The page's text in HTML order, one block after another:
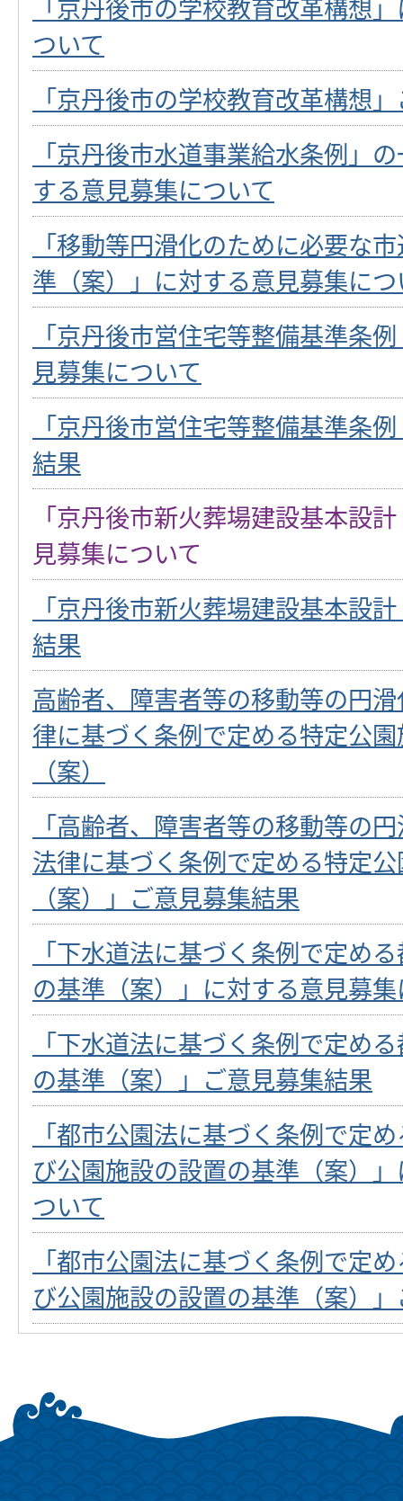
「京丹後市の学校教育改革構想
ついて
「京丹後市の学校教育改革構想
「京丹後市水道事業給水条例」
する意見募集について
「移動等円滑化のために必要な
準（案）」に対する意見募集に
「京丹後市営住宅等整備基準条
見募集について
「京丹後市営住宅等整備基準条
結果
「京丹後市新火葬場建設基本設
見募集について
「京丹後市新火葬場建設基本設
結果
高齢者、障害者等の移動等の円
律に基づく条例で定める特定公
（案）
「高齢者、障害者等の移動等の
法律に基づく条例で定める特定
（案）」ご意見募集結果
「下水道法に基づく条例で定め
の基準（案）」に対する意見募
「下水道法に基づく条例で定め
の基準（案）」ご意見募集結果
「都市公園法に基づく条例で定
び公園施設の設置の基準（案）
ついて
「都市公園法に基づく条例で定
び公園施設の設置の基準（案）